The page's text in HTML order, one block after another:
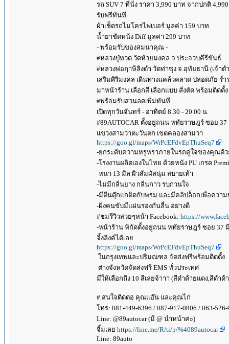
รถ SUV 7 ที่นั่ง ราคา 3,990 บาท จากปกติ
รับฟรีทันที
ผ้าเช็ดรถไมโครไฟเบอร์ มูลค่า 159 บาท
น้ำยาชัดหนัง Diff มูลค่า 299 บาท
- พร้อมรับของสมนาคุณ -
#หลวงปู่ทวด วัดห้วยมงคล จ.ประจวบคีรีขันธ์
#หลวงพ่อฤาษีลิงดำ วัดท่าซุง จ.อุทัยธานี (เจ้าต
เสริมศิริมงคล เดินทางแคล้วคลาด ปลอดภัย ร่ำ
มาหน้าร้าน เลือกสี เลือกแบบ สั่งตัด พร้อมติดตั้ง
#พร้อมรับส่วนลดเพิ่มทันที
เปิดทุกวันจันทร์ - อาทิตย์ 8.30 - 20.00 น.
#89AUTOCAR ตั้งอยู่ถนน หทัยราษฎร์ ซอย 37
แขวงสามวาตะวันตก เขตคลองสามวา
https://goo.gl/maps/WrPcEFdvEpThuSeq7
-ยกระดับความหรูหราภายในรถคู่ใจของคุณด้ว
-โรงงานผลิตเองในไทย ด้วยหนัง PU เกรด
-หนา 13 มิล ผิวสัมผัสนุ่ม สบายเท้า
-ไม่มีกลิ่นยาง กลิ่นกาว รบกวนใจ
-มีตีนตุ๊กแกติดกับพรม และมีคลิปล็อกเพื่อควา
-ฝั่งคนขับมีแผ่นรองกันลื่น อย่างดี
#ชมรีวิวสวยๆหน้า Facebook: https://
-หน้าร้าน พิกัดตั้งอยู่ถนน หทัยราษฎร์ ซอย 37
จิ้งลิงค์ได้เลย
https://goo.gl/maps/WrPcEFdvEpThuSeq7
ในกรุงเทพและปริมณฑล จัดส่งฟรีพร้อมติดตั้ง
ต่างจังหวัดจัดส่งฟรี EMS ทั่วประเทศ
มีให้เลือกถึง 10 สีเลยจ้าาา (สีดำด้ายแดง,สีด
#.สนใจติดต่อ คุณแอ๊น และคุณไก่
โทร: 081-449-6396 / 087-917-0806 / 063-
Line: @89autocar (มี @ นำหน้าค่ะ)
จิ้มเลย https://line.me/R/ti/p/%4089autocar
Line: 89auto